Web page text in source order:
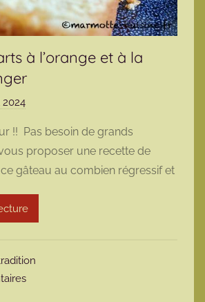
à l’orange et à la
2024
m
a
r
m
t
e
!! Pas besoin de grands
proposer une recette de
gâteau au combien régressif et